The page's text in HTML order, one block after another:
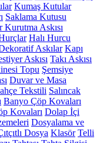
Kumaş Kutular
Saklama Kutusu
Kurutma Askısı
Halı Hurcu
Askılar Kapı
Askısı Takı Askısı
Topu Şemsiye
Duvar ve Masa
Tekstili Salıncak
Banyo Çöp Kovaları
Kovaları Dolap İçi
Dosyalama ve
Dosya Klasör Telli